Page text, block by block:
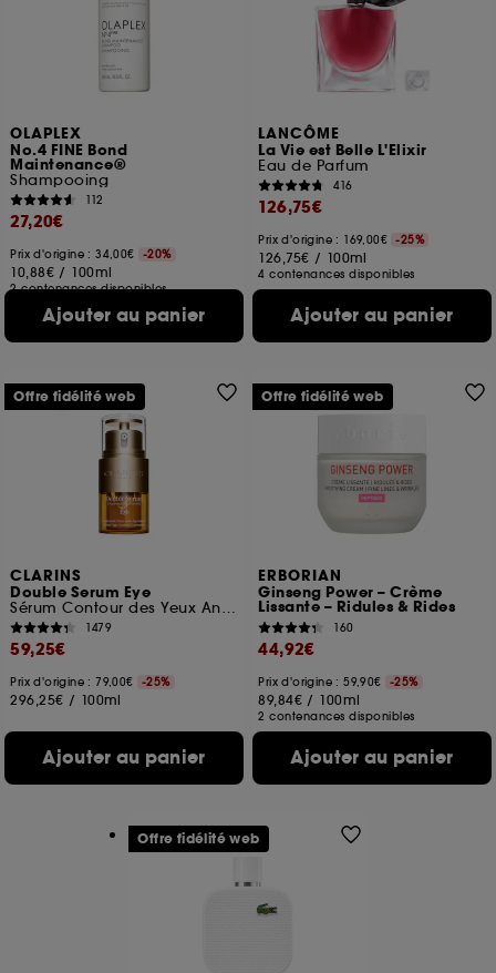
OLAPLEX
No.4 FINE Bond
Maintenance®
Shampooing
112
27,20€
Prix d'origine : 34,00€ -20%
10,88€ / 100ml
2 contenances disponibles
Ajouter au panier
LANCÔME
La Vie est Belle L'Elixir
Eau de Parfum
416
126,75€
Prix d'origine : 169,00€ -25%
126,75€ / 100ml
4 contenances disponibles
Ajouter au panier
CLARINS
Double Serum Eye
Sérum Contour des Yeux Anti-Âge
1479
59,25€
Prix d'origine : 79,00€ -25%
296,25€ / 100ml
Ajouter au panier
Offre fidélité web
ERBORIAN
Ginseng Power – Crème
Lissante – Ridules & Rides
160
44,92€
Prix d'origine : 59,90€ -25%
89,84€ / 100ml
2 contenances disponibles
Ajouter au panier
Offre fidélité web
Offre fidélité web
ou en magasin. Pour refuser tous les cookies, cliques
sur "continuer sans accepter". Voous pouvez à tout
moment choisir de retirer votrte consentement. Si vous
souhaitez obtenir plus d'information sur les cookies
utilisés, cliquez